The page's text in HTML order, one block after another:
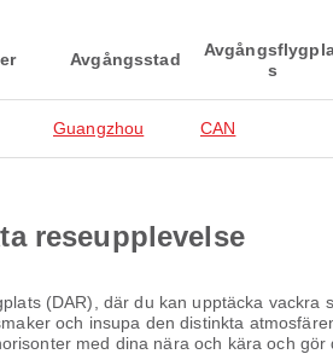
Avgångsstad
s
Guangzhou CAN
reseupplevelse
(DAR), där du kan upptäcka
och insupa den distinkta
med dina nära och kära och